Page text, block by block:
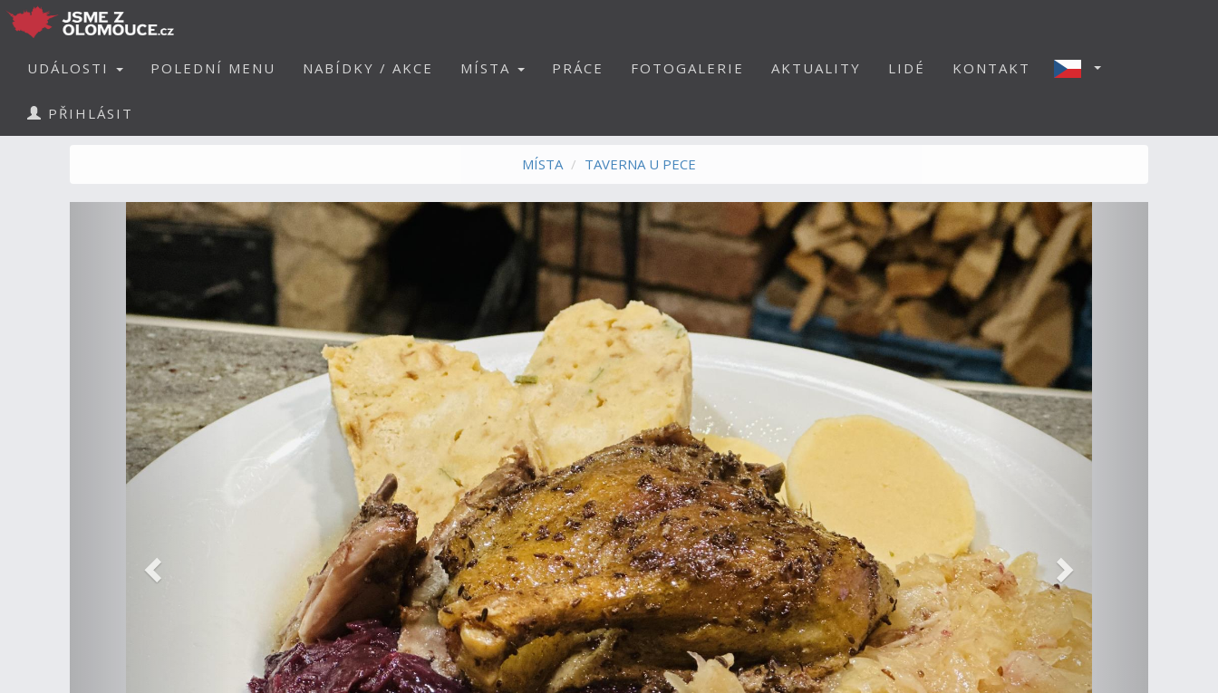
UDÁLOSTI POLEDNÍ MENU NABÍDKY / AKCE MÍSTA PRÁCE FOTOGALERIE AKTUALITY LIDÉ KONTAKT
PŘIHLÁSIT
MÍSTA TAVERNA U PECE
Předchozí Další